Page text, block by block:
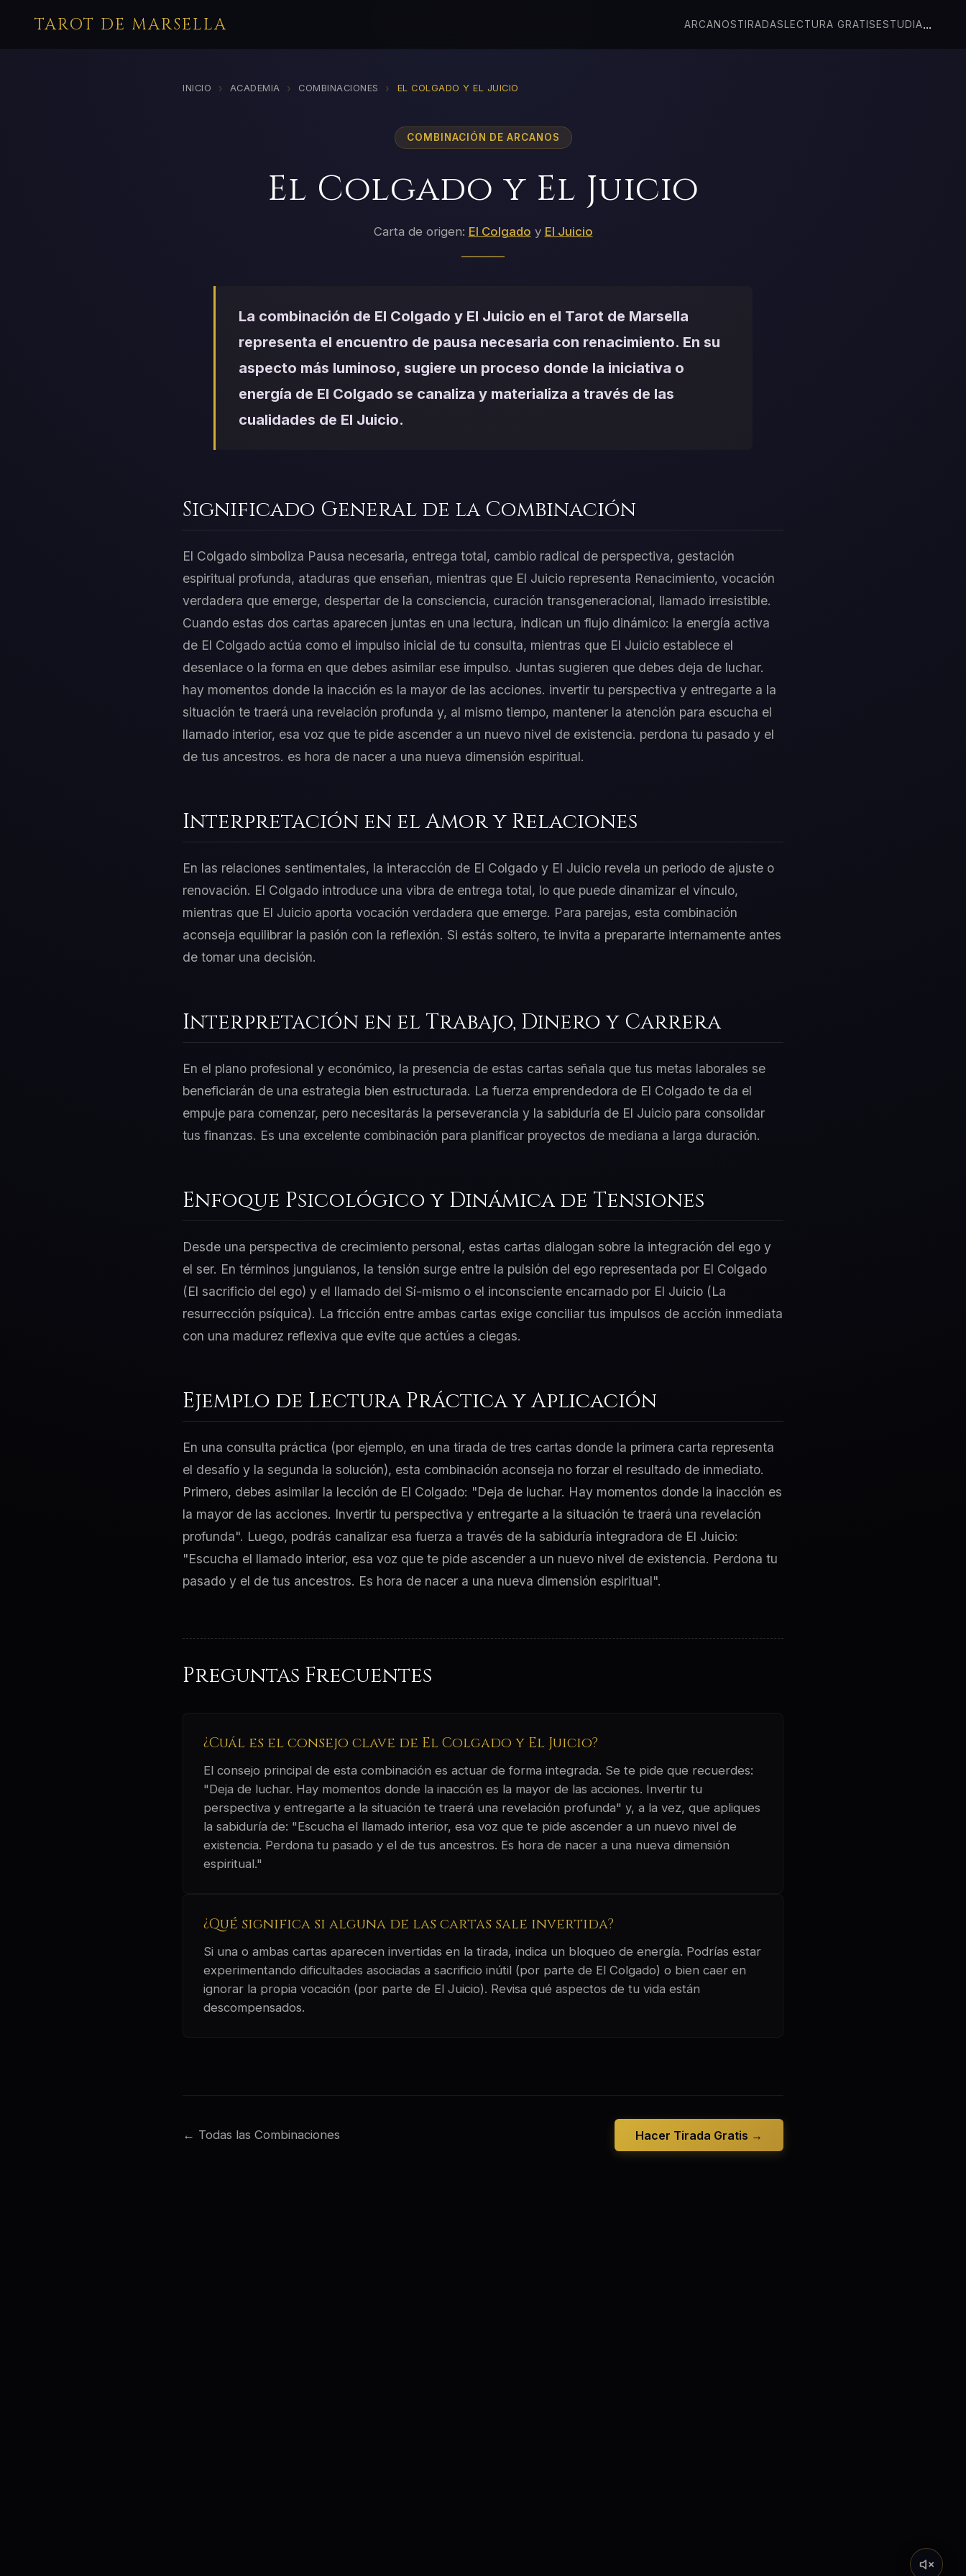
TAROT DE MARSELLA ARCANOSTIRADAS LECTURA GRATIS ESTUDIA...
INICIO › ACADEMIA › COMBINACIONES › EL COLGADO Y EL JUICIO
COMBINACIÓN DE ARCANOS
El Colgado y El Juicio
Carta de origen: El Colgado y El Juicio
La combinación de El Colgado y El Juicio en el Tarot de Marsella
representa el encuentro de pausa necesaria con renacimiento. En su
aspecto más luminoso, sugiere un proceso donde la iniciativa o
energía de El Colgado se canaliza y materializa a través de las
cualidades de El Juicio.
Significado General de la Combinación
El Colgado simboliza Pausa necesaria, entrega total, cambio radical de perspectiva, gestación
espiritual profunda, ataduras que enseñan, mientras que El Juicio representa Renacimiento, vocación
verdadera que emerge, despertar de la consciencia, curación transgeneracional, llamado irresistible.
Cuando estas dos cartas aparecen juntas en una lectura, indican un flujo dinámico: la energía activa
de El Colgado actúa como el impulso inicial de tu consulta, mientras que El Juicio establece el
desenlace o la forma en que debes asimilar ese impulso. Juntas sugieren que debes deja de luchar.
hay momentos donde la inacción es la mayor de las acciones. invertir tu perspectiva y entregarte a la
situación te traerá una revelación profunda y, al mismo tiempo, mantener la atención para escucha el
llamado interior, esa voz que te pide ascender a un nuevo nivel de existencia. perdona tu pasado y el
de tus ancestros. es hora de nacer a una nueva dimensión espiritual.
Interpretación en el Amor y Relaciones
En las relaciones sentimentales, la interacción de El Colgado y El Juicio revela un periodo de ajuste o
renovación. El Colgado introduce una vibra de entrega total, lo que puede dinamizar el vínculo,
mientras que El Juicio aporta vocación verdadera que emerge. Para parejas, esta combinación
aconseja equilibrar la pasión con la reflexión. Si estás soltero, te invita a prepararte internamente antes
de tomar una decisión.
Interpretación en el Trabajo, Dinero y Carrera
En el plano profesional y económico, la presencia de estas cartas señala que tus metas laborales se
beneficiarán de una estrategia bien estructurada. La fuerza emprendedora de El Colgado te da el
empuje para comenzar, pero necesitarás la perseverancia y la sabiduría de El Juicio para consolidar
tus finanzas. Es una excelente combinación para planificar proyectos de mediana a larga duración.
Enfoque Psicológico y Dinámica de Tensiones
Desde una perspectiva de crecimiento personal, estas cartas dialogan sobre la integración del ego y
el ser. En términos junguianos, la tensión surge entre la pulsión del ego representada por El Colgado
(El sacrificio del ego) y el llamado del Sí-mismo o el inconsciente encarnado por El Juicio (La
resurrección psíquica). La fricción entre ambas cartas exige conciliar tus impulsos de acción inmediata
con una madurez reflexiva que evite que actúes a ciegas.
Ejemplo de Lectura Práctica y Aplicación
En una consulta práctica (por ejemplo, en una tirada de tres cartas donde la primera carta representa
el desafío y la segunda la solución), esta combinación aconseja no forzar el resultado de inmediato.
Primero, debes asimilar la lección de El Colgado: "Deja de luchar. Hay momentos donde la inacción es
la mayor de las acciones. Invertir tu perspectiva y entregarte a la situación te traerá una revelación
profunda". Luego, podrás canalizar esa fuerza a través de la sabiduría integradora de El Juicio:
"Escucha el llamado interior, esa voz que te pide ascender a un nuevo nivel de existencia. Perdona tu
pasado y el de tus ancestros. Es hora de nacer a una nueva dimensión espiritual".
Preguntas Frecuentes
¿Cuál es el consejo clave de El Colgado y El Juicio?
El consejo principal de esta combinación es actuar de forma integrada. Se te pide que recuerdes:
"Deja de luchar. Hay momentos donde la inacción es la mayor de las acciones. Invertir tu
perspectiva y entregarte a la situación te traerá una revelación profunda" y, a la vez, que apliques
la sabiduría de: "Escucha el llamado interior, esa voz que te pide ascender a un nuevo nivel de
existencia. Perdona tu pasado y el de tus ancestros. Es hora de nacer a una nueva dimensión
espiritual."
¿Qué significa si alguna de las cartas sale invertida?
Si una o ambas cartas aparecen invertidas en la tirada, indica un bloqueo de energía. Podrías estar
experimentando dificultades asociadas a sacrificio inútil (por parte de El Colgado) o bien caer en
ignorar la propia vocación (por parte de El Juicio). Revisa qué aspectos de tu vida están
descompensados.
← Todas las Combinaciones Hacer Tirada Gratis →